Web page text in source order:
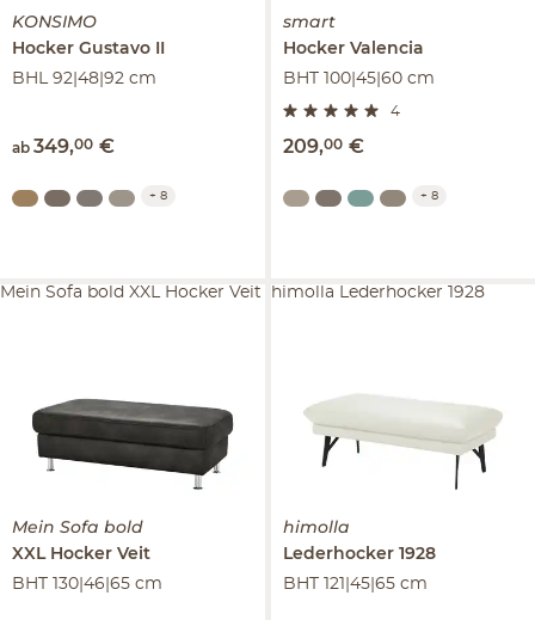
KONSIMO
Hocker Gustavo II
BHL 92|48|92 cm
ab 349,00 €
+ 8
smart
Hocker Valencia
BHT 100|45|60 cm
4
209,00 €
+ 8
Mein Sofa bold
XXL Hocker Veit
BHT 130|46|65 cm
Mein Sofa bold XXL Hocker Veit
himolla
Lederhocker 1928
BHT 121|45|65 cm
himolla Lederhocker 1928